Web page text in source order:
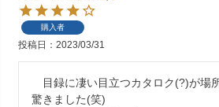
購入者
投稿日 2023/03/31
目録に凄い目立つカタロク(?)が場
驚きました(笑)